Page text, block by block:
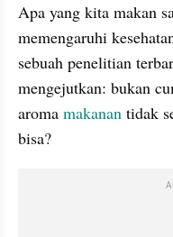
Apa yang kita makan
memengaruhi
sebuah penelitian
mengejutkan: bukan
aroma makanan tidak
bisa?